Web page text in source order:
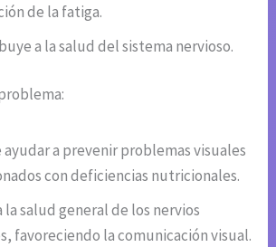
de la fatiga.
a la salud del sistema nervioso.
ayudar a prevenir problemas visuales
con deficiencias nutricionales.
la salud general de los nervios
favoreciendo la comunicación visual.